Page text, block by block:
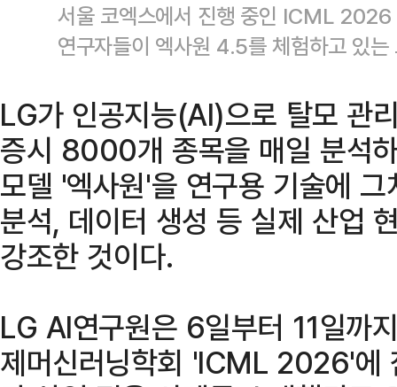
서울 코엑스에서 진행 중인 ICML
연구자들이 엑사원 4.5를 체험하고 있
LG가 인공지능(AI)으로 탈모 관
증시 8000개 종목을 매일 분석
모델 '엑사원'을 연구용 기술에
분석, 데이터 생성 등 실제 산업
강조한 것이다.
LG AI연구원은 6일부터 11일까
제머신러닝학회 'ICML 2026'에